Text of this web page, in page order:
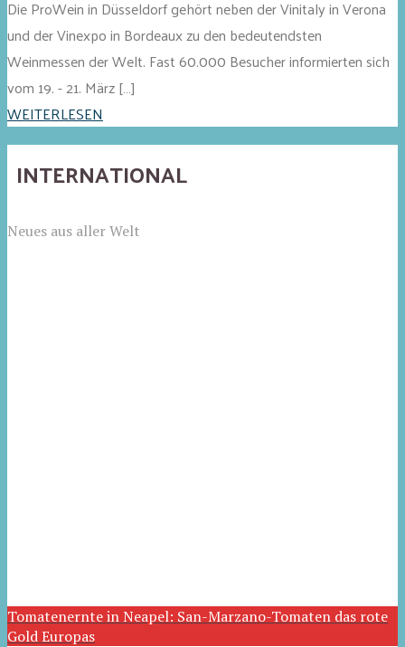
Die ProWein in Düsseldorf gehört neben der Vinitaly in Verona
und der Vinexpo in Bordeaux zu den bedeutendsten
Weinmessen der Welt. Fast 60.000 Besucher informierten sich
vom 19. - 21. März […]
WEITERLESEN
INTERNATIONAL
Neues aus aller Welt
Tomatenernte in Neapel: San-Marzano-Tomaten das rote
Gold Europas